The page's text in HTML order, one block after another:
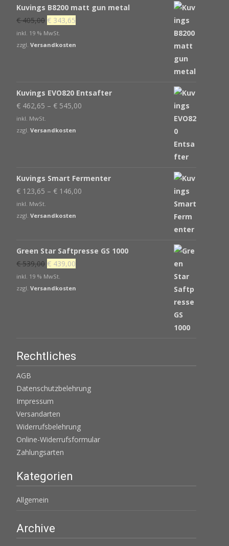
Kuvings B8200 matt gun metal
€405,00 Ursprünglicher
Preis
war:
€ 343,65
ist:
inkl. 19 % MwSt.
zzgl. Versandkosten
Kuvings EVO820 Entsafter
€ 462,65 – € 545,00
inkl. MwSt.
zzgl. Versandkosten
Kuvings Smart Fermenter
€ 123,65 – € 146,00
inkl. MwSt.
zzgl. Versandkosten
Green Star Saftpresse GS 1000
€539,00 Ursprünglicher
Preis
war:
€ 439,00
ist:
inkl. 19 % MwSt.
zzgl. Versandkosten
Rechtliches
AGB
Datenschutzbelehrung
Impressum
Versandarten
Widerrufsbelehrung
Online-Widerrufsformular
Zahlungsarten
Kategorien
Allgemein
Archive